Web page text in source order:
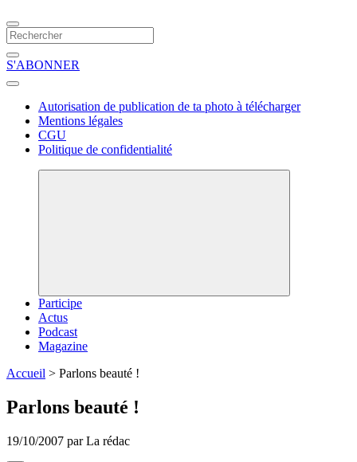
S'ABONNER
Autorisation de publication de ta photo à télécharger
Mentions légales
CGU
Politique de confidentialité
Participe
Actus
Podcast
Magazine
Accueil > Parlons beauté !
Parlons beauté !
19/10/2007 par La rédac